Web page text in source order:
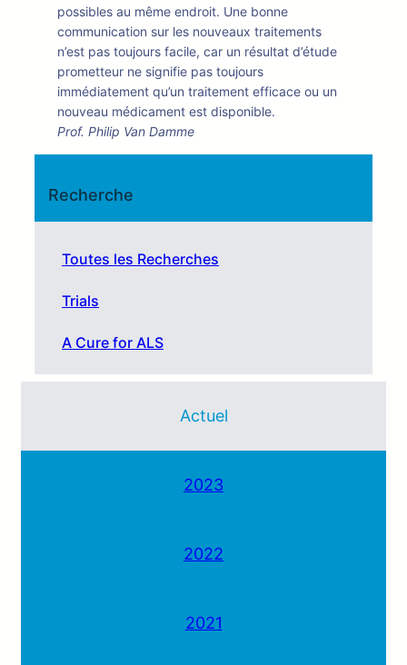
possibles au même endroit. Une bonne
communication sur les nouveaux traitements
n’est pas toujours facile, car un résultat d’étude
prometteur ne signifie pas toujours
immédiatement qu’un traitement efficace ou un
nouveau médicament est disponible.
Prof. Philip Van Damme
Recherche
Toutes les Recherches
Trials
A Cure for ALS
Actuel
2023
2022
2021